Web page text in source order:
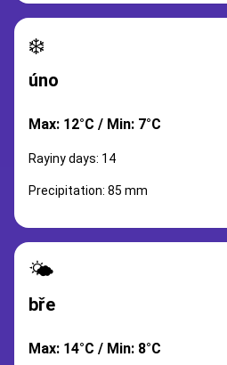
❄️
úno
Max: 12°C / Min: 7°C
Rayiny days: 14
Precipitation: 85 mm
🌤️
bře
Max: 14°C / Min: 8°C